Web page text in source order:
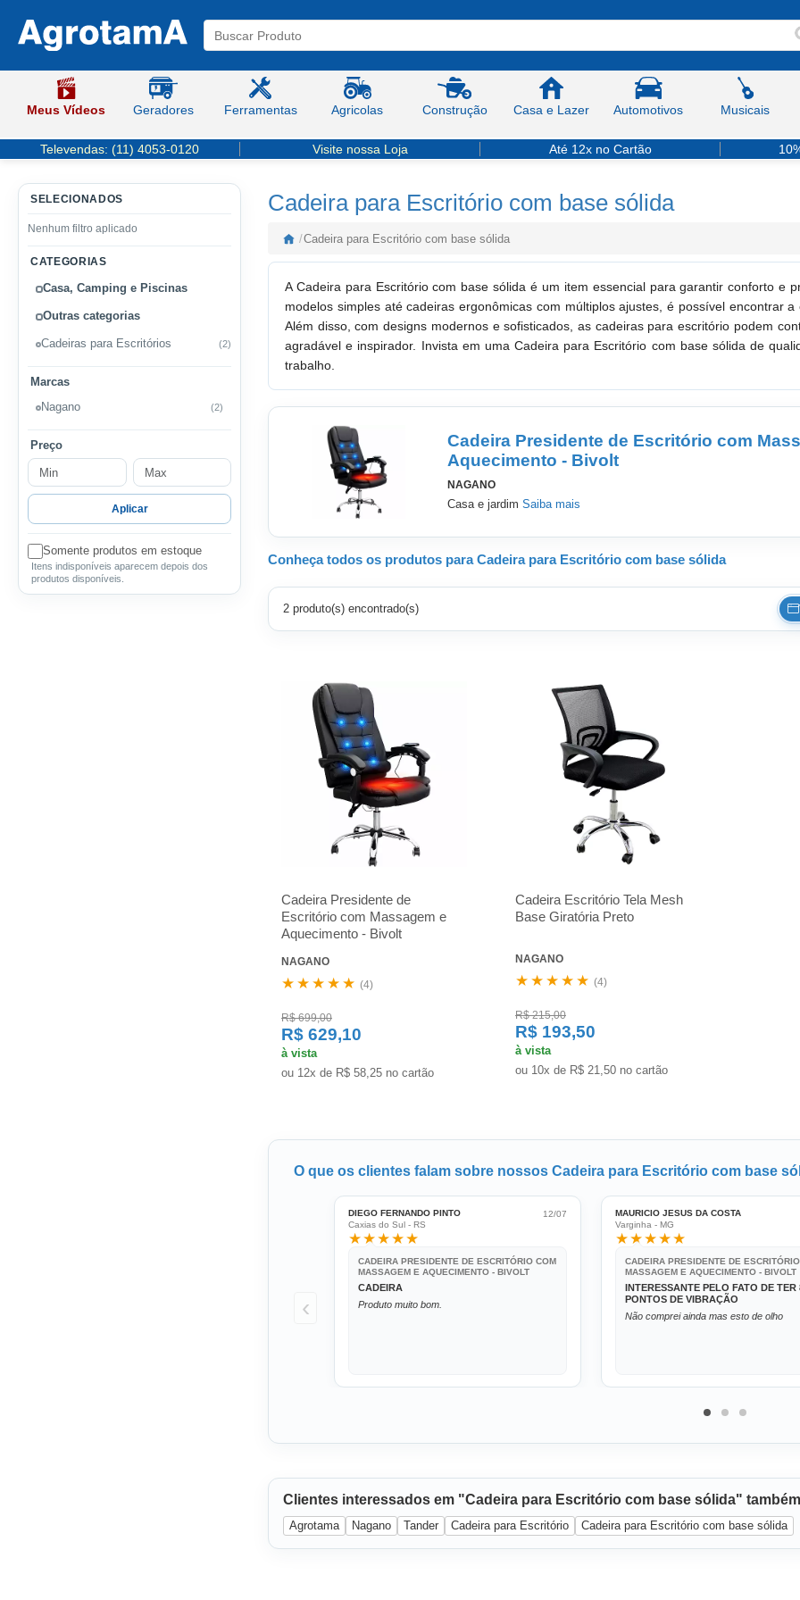
Meus Vídeos Geradores Ferramentas Agricolas Construção Casa e Lazer Automotivos Musicais
Televendas: (11) 4053-0120 Visite nossa Loja Até 12x no Cartão
SELECIONADOS
Nenhum filtro aplicado
CATEGORIAS
Casa, Camping e Piscinas
Outras categorias
Cadeiras para Escritórios (2)
Marcas
Nagano
(2)
Preço
Aplicar
Somente produtos em estoque
Itens indisponíveis aparecem depois dos
produtos disponíveis.
Cadeira para Escritório com base sólida
/Cadeira para Escritório com base sólida
A Cadeira para Escritório com base sólida é um item essencial para garantir conforto e
modelos simples até cadeiras ergonômicas com múltiplos ajustes, é possível encontrar
Além disso, com designs modernos e sofisticados, as cadeiras para escritório podem
agradável e inspirador. Invista em uma Cadeira para Escritório com base sólida de
trabalho.
Cadeira Presidente de Escritório com
Aquecimento - Bivolt
NAGANO
Casa e jardim Saiba mais
Conheça todos os produtos para Cadeira para Escritório com base sólida
2 produto(s) encontrado(s)
Cadeira Presidente de
Escritório com Massagem e
Aquecimento - Bivolt
NAGANO
★★★★★ (4)
R$ 699,00
R$ 629,10
à vista
ou 12x de R$ 58,25 no cartão
Cadeira Escritório Tela Mesh
Base Giratória Preto
NAGANO
★★★★★ (4)
R$ 215,00
R$ 193,50
à vista
ou 10x de R$ 21,50 no cartão
O que os clientes falam sobre nossos Cadeira para Escritório com base
‹
DIEGO FERNANDO PINTO
Caxias do Sul - RS
12/07
★★★★★
CADEIRA PRESIDENTE DE ESCRITÓRIO COM
MASSAGEM E AQUECIMENTO - BIVOLT
CADEIRA
Produto muito bom.
MAURICIO JESUS DA COSTA
Varginha - MG
★★★★★
CADEIRA PRESIDENTE DE
MASSAGEM E AQUECIMENTO - BIVOLT
INTERESSANTE PELO FATO DE TER
PONTOS DE VIBRAÇÃO
Não comprei ainda mas esto de olho
Clientes interessados em "Cadeira para Escritório com base sólida"
Agrotama Nagano Tander Cadeira para Escritório Cadeira para Escritório com base sólida